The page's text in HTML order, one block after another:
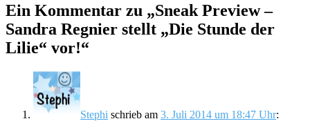
Ein Kommentar zu „Sneak Preview –
Sandra Regnier stellt „Die Stunde der
Lilie“ vor!“
Stephi schrieb am 3. Juli 2014 um 18:47 Uhr: